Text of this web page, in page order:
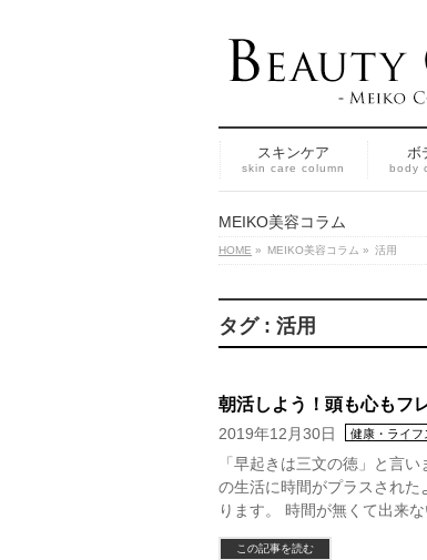
スキンケア
skin care column
ボ
body
MEIKO美容コラム
HOME » MEIKO美容コラム » 活用
タグ : 活用
朝活しよう！頭も心もフ
2019年12月30日 健康・ライフ
「早起きは三文の徳」と言
の生活に時間がプラスされ
ります。 時間が無くて出来
この記事を読む